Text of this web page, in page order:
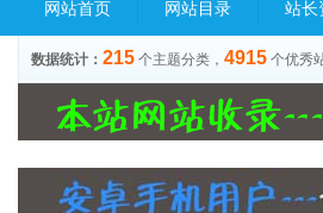
网站首页 网站目录 站长
数据统计： 215 个主题分类， 4915 个优秀